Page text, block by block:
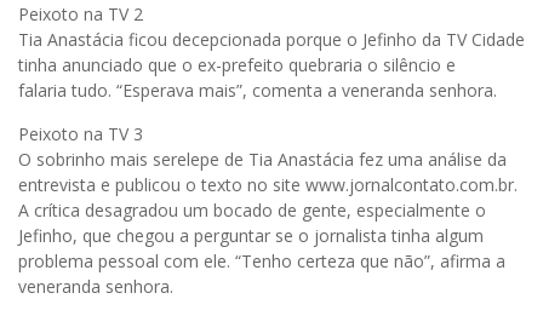
Peixoto na TV 2
Tia Anastácia ficou decepcionada porque o Jefinho da TV Cidade
tinha anunciado que o ex-prefeito quebraria o silêncio e
falaria tudo. “Esperava mais”, comenta a veneranda senhora.
Peixoto na TV 3
O sobrinho mais serelepe de Tia Anastácia fez uma análise da
entrevista e publicou o texto no site www.jornalcontato.com.br.
A crítica desagradou um bocado de gente, especialmente o
Jefinho, que chegou a perguntar se o jornalista tinha algum
problema pessoal com ele. “Tenho certeza que não”, afirma a
veneranda senhora.